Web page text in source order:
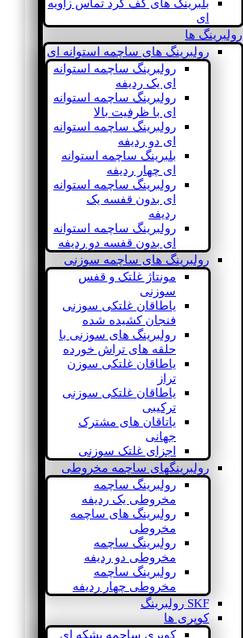
بلبرینگ های کف گرد تماس زاویه
ای
رولبرینگ ها
رولبرینگ های ساچمه استوانه ای
رولبرینگ ساچمه استوانه
ای یک ردیفه
رولبرینگ ساچمه استوانه
ای با ظرفیت بالا
رولبرینگ ساچمه استوانه
ای دو ردیفه
بلبرینگ ساچمه استوانه
ای چهار ردیفه
رولبرینگ ساچمه استوانه
ای بدون قفسه یک
ردیفه
رولبرینگ ساچمه استوانه
ای بدون قفسه دو ردیفه
رولبرینگ های ساچمه سوزنی
مونتاژ غلتک و قفس
سوزنی
یاطاقان غلتکی سوزنی
فنجان کشیده شده
رولبرینگ های سوزنی با
حلقه های تراش خورده
یاطاقان غلتکی سوزن
تراز
یاطاقان غلتکی سوزنی
ترکیبی
یاتاقان های مشترک
جهانی
اجزای غلتک سوزنی
رولبرینگهای ساچمه مخروطی
رولبرینگ ساچمه
مخروطی یک ردیفه
رولبرینگ های ساچمه
مخروطی
رولبرینگ ساچمه
مخروطی دو ردیفه
رولبرینگ ساچمه
مخروطی چهار ردیفه
SKF رولبرینگ
کوپری ها
کوپری ساچمه بشکه ای